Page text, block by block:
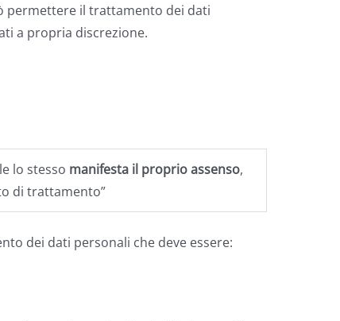
permettere il trattamento dei dati
a propria discrezione.
lo stesso manifesta il proprio assenso,
di trattamento”
dei dati personali che deve essere: